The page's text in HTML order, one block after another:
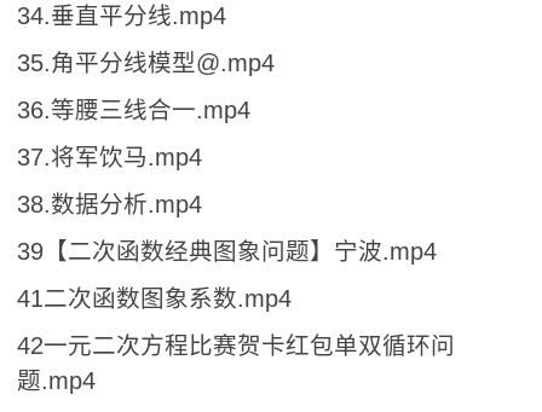
34.垂直平分线.mp4
35.角平分线模型@.mp4
36.等腰三线合一.mp4
37.将军饮马.mp4
38.数据分析.mp4
39【二次函数经典图象问题】宁波.mp4
41二次函数图象系数.mp4
42一元二次方程比赛贺卡红包单双循环问
题.mp4